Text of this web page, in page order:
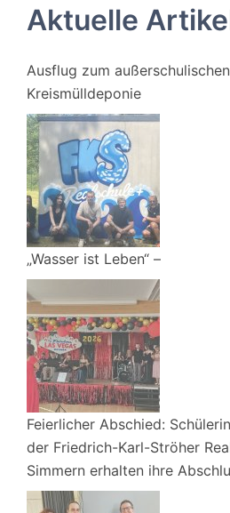
Aktuelle
Ausflug zum
Kreismülldeponie
„Wasser ist Leben“ –
Feierlicher Abschied:
der Friedrich-Karl-Ströher
Simmern erhalten ihre